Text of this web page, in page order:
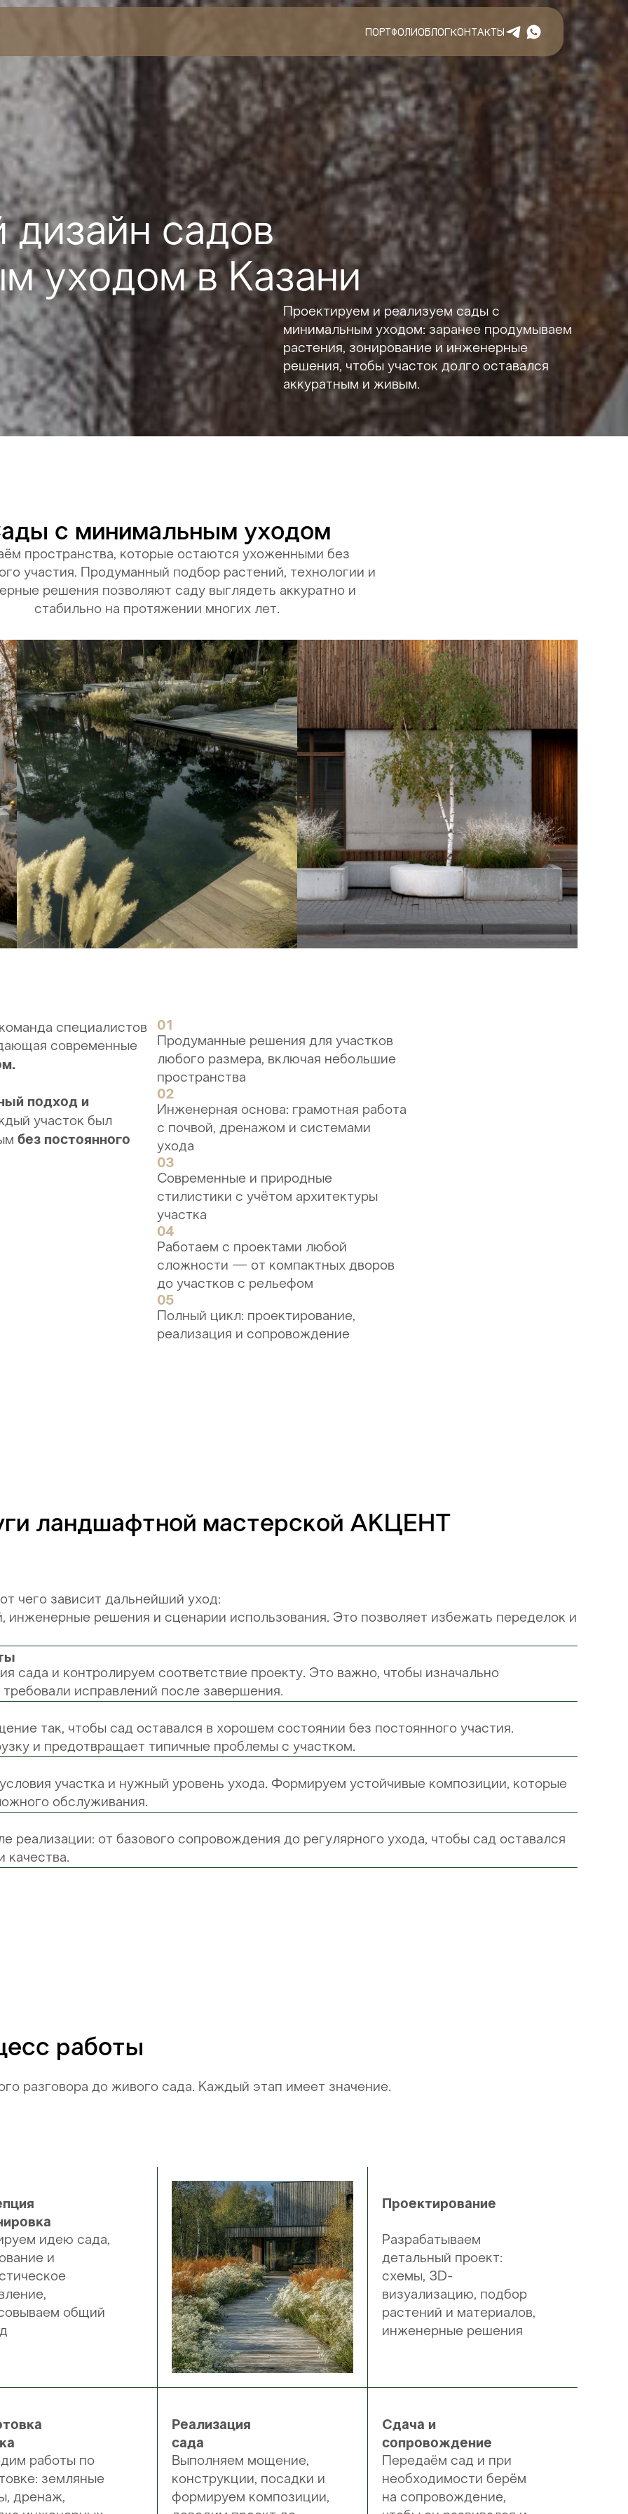
ПОРТФОЛИОБЛОГКОНТАКТЫ
садов
уходом в Казани
Проектируем и реализуем сады с
минимальным уходом: заранее продумываем
растения, зонирование и инженерные
решения, чтобы участок долго оставался
аккуратным и живым.
с минимальным уходом
пространства, которые остаются ухоженными без
участия. Продуманный подбор растений, технологии и
решения позволяют саду выглядеть аккуратно и
стабильно на протяжении многих лет.
специалистов
современные
подход и
участок был
без постоянного
01
Продуманные решения для участков
любого размера, включая небольшие
пространства
02
Инженерная основа: грамотная работа
с почвой, дренажом и системами
ухода
03
Современные и природные
стилистики с учётом архитектуры
участка
04
Работаем с проектами любой
сложности — от компактных дворов
до участков с рельефом
05
Полный цикл: проектирование,
реализация и сопровождение
ландшафтной мастерской АКЦЕНТ
чего зависит дальнейший уход:
инженерные решения и сценарии использования. Это позволяет избежать переделок и
сада и контролируем соответствие проекту. Это важно, чтобы изначально
исправлений после завершения.
так, чтобы сад оставался в хорошем состоянии без постоянного участия.
и предотвращает типичные проблемы с участком.
участка и нужный уровень ухода. Формируем устойчивые композиции, которые
обслуживания.
реализации: от базового сопровождения до регулярного ухода, чтобы сад оставался
качества.
работы
разговора до живого сада. Каждый этап имеет значение.
идею сада,
и
общий
Проектирование
Разрабатываем
детальный проект:
схемы, 3D-
визуализацию, подбор
растений и материалов,
инженерные решения
работы по
земляные
дренаж,
Реализация
сада
Выполняем мощение,
конструкции, посадки и
формируем композиции,
Сдача и
сопровождение
Передаём сад и при
необходимости берём
на сопровождение,